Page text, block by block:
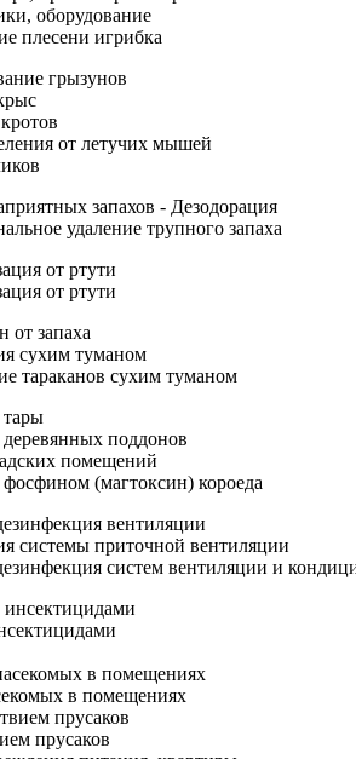
оборудование
плесени игрибка
грызунов
от летучих мышей
запахов - Дезодорация
удаление трупного запаха
от ртути
от ртути
от запаха
сухим туманом
тараканов сухим туманом
поддонов
помещений
(магтоксин) короеда
вентиляции
системы приточной вентиляции
систем вентиляции и
в помещениях
прусаков